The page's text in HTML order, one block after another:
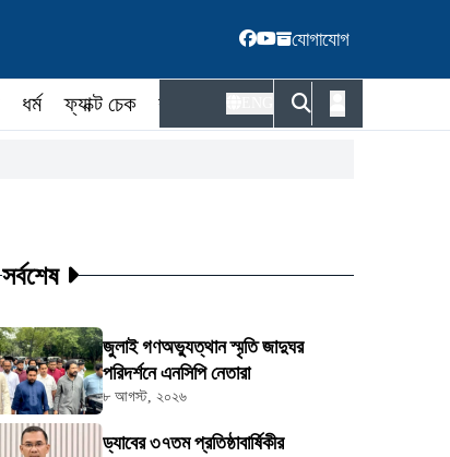
যোগাযোগ
ধর্ম ফ্যাক্ট চেক কর্মকর্তা
সর্বশেষ
জুলাই গণঅভ্যুত্থান স্মৃতি জাদুঘর
পরিদর্শনে এনসিপি নেতারা
৮ আগস্ট, ২০২৬
ড্যাবের ৩৭তম প্রতিষ্ঠাবার্ষিকীর